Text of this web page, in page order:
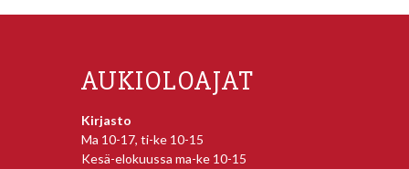
AUKIOLOAJAT
Kirjasto
Ma 10-17, ti-ke 10-15
Kesä-elokuussa ma-ke 10-15